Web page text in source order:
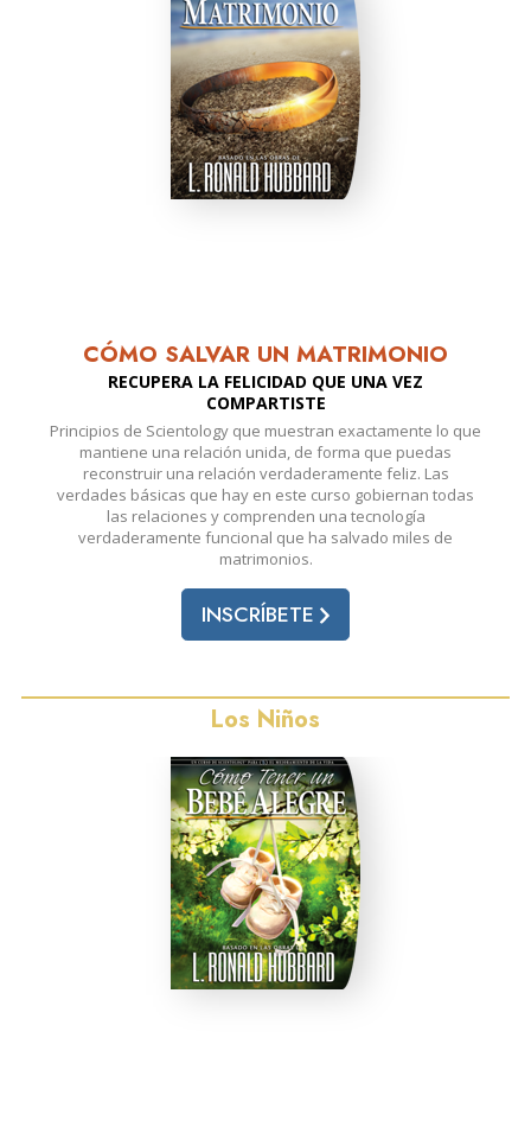
CÓMO SALVAR UN MATRIMONIO
RECUPERA LA FELICIDAD QUE UNA VEZ
COMPARTISTE
Principios de Scientology que muestran exactamente lo que
mantiene una relación unida, de forma que puedas
reconstruir una relación verdaderamente feliz. Las
verdades básicas que hay en este curso gobiernan todas
las relaciones y comprenden una tecnología
verdaderamente funcional que ha salvado miles de
matrimonios.
INSCRÍBETE
Los Niños